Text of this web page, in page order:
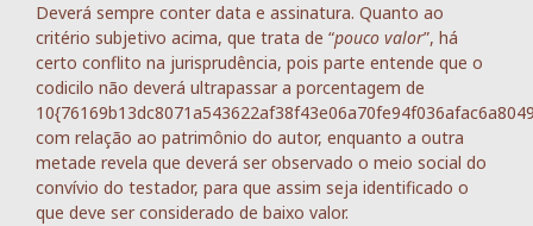
Deverá sempre conter data e assinatura. Quanto ao
critério subjetivo acima, que trata de “pouco valor”, há
certo conflito na jurisprudência, pois parte entende que o
codicilo não deverá ultrapassar a porcentagem de
com relação ao patrimônio do autor, enquanto a outra
metade revela que deverá ser observado o meio social do
convívio do testador, para que assim seja identificado o
que deve ser considerado de baixo valor.